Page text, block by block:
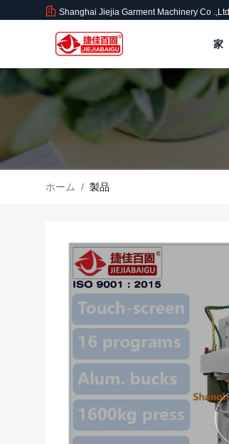
Shanghai Jiejia Garment Machinery Co .,ltd
家
ホーム / 製品